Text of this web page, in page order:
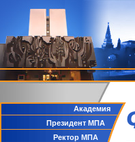
Академия
Президент МПА
Ректор МПА